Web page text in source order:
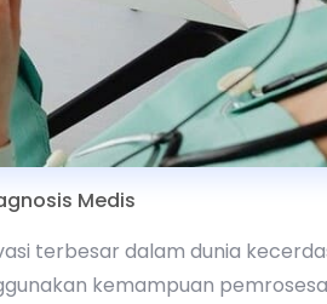
Medis
terbesar dalam dunia
kemampuan